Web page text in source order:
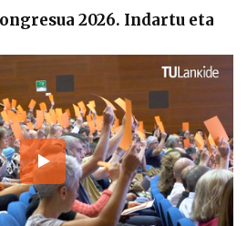
2026. Indartu eta